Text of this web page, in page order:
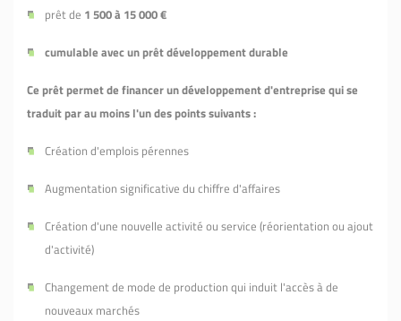
prêt de 1 500 à 15 000 €
cumulable avec un prêt développement durable
Ce prêt permet de financer un développement d'entreprise qui se
traduit par au moins l'un des points suivants :
Création d'emplois pérennes
Augmentation significative du chiffre d'affaires
Création d'une nouvelle activité ou service (réorientation ou ajout
d'activité)
Changement de mode de production qui induit l'accès à de
nouveaux marchés